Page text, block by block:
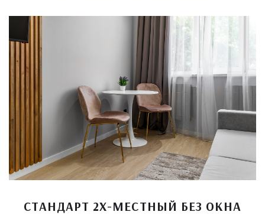
СТАНДАРТ 2Х-МЕСТНЫЙ БЕЗ ОКНА